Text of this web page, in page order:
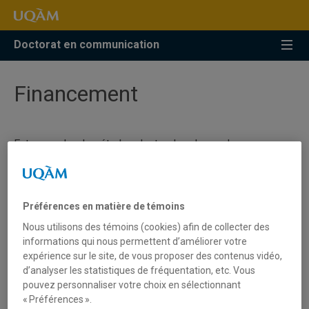
Accéder
recherche
Accéder
menu
pricipal
Accéder
zone
Doctorat en communication
Financement
Entreprendre des études doctorales demande une
financement sont néanmoins accessibles et il est de la
les démarches nécessaires.
Voici quelques pistes pour vous orienter, et notez que la
Faculté de communication organise des séances
d’information pour vous aider à rédiger vos demandes :
Soutien à la préparation de demandes de bourses
d’excellence».
Préférences en matière de témoins
Nous utilisons des témoins (cookies) afin de collecter des
informations qui nous permettent d’améliorer votre
expérience sur le site, de vous proposer des contenus vidéo,
d’analyser les statistiques de fréquentation, etc. Vous
pouvez personnaliser votre choix en sélectionnant
« Préférences ».